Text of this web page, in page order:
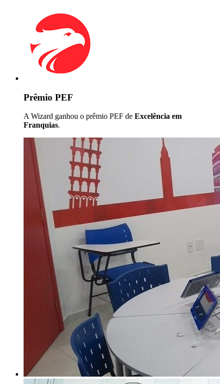
Prêmio PEF
A Wizard ganhou o prêmio PEF de Excelência em
Franquias.